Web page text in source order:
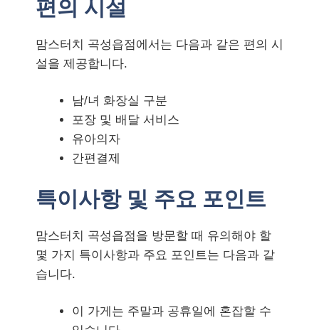
편의 시설
맘스터치 곡성읍점에서는 다음과 같은 편의 시
설을 제공합니다.
남/녀 화장실 구분
포장 및 배달 서비스
유아의자
간편결제
특이사항 및 주요 포인트
맘스터치 곡성읍점을 방문할 때 유의해야 할
몇 가지 특이사항과 주요 포인트는 다음과 같
습니다.
이 가게는 주말과 공휴일에 혼잡할 수